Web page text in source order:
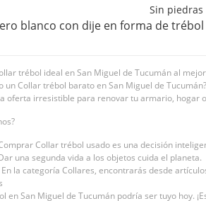
Sin piedras
blanco con dije en forma de trébol
trébol ideal en San Miguel de Tucumán al
un Collar trébol barato en San Miguel de
oferta irresistible para renovar tu armario, hogar
Collar trébol usado es una decisión
una segunda vida a los objetos cuida el planeta.
la categoría Collares, encontrarás desde
en San Miguel de Tucumán podría ser tuyo hoy.